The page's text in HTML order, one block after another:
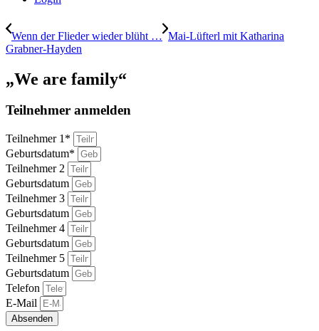
Wenn der Flieder wieder blüht … Mai-Lüfterl mit Katharina
Grabner-Hayden
„We are family“
Teilnehmer anmelden
Teilnehmer 1*
Geburtsdatum*
Teilnehmer 2
Geburtsdatum
Teilnehmer 3
Geburtsdatum
Teilnehmer 4
Geburtsdatum
Teilnehmer 5
Geburtsdatum
Telefon
E-Mail
Absenden